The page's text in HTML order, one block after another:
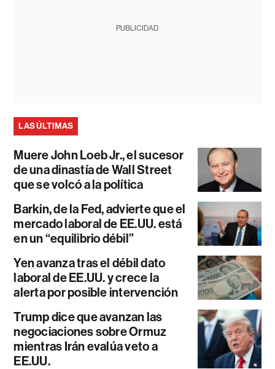
PUBLICIDAD
LAS ÚLTIMAS
Muere John Loeb Jr., el sucesor
de una dinastía de Wall Street
que se volcó a la política
Barkin, de la Fed, advierte que el
mercado laboral de EE.UU. está
en un “equilibrio débil”
Yen avanza tras el débil dato
laboral de EE.UU. y crece la
alerta por posible intervención
Trump dice que avanzan las
negociaciones sobre Ormuz
mientras Irán evalúa veto a
EE.UU.